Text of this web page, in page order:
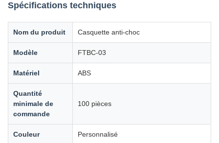
Spécifications techniques
Nom du produit Casquette anti-choc
Modèle FTBC-03
Matériel ABS
Quantité
minimale de
commande
100 pièces
Couleur Personnalisé